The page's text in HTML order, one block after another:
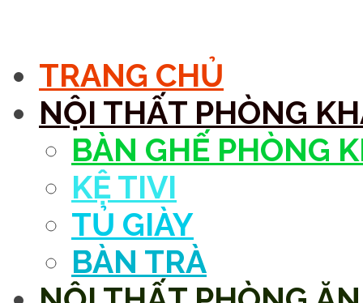
TRANG CHỦ
NỘI THẤT PHÒNG
BÀN GHẾ PHÒNG
KỆ TIVI
TỦ GIÀY
BÀN TRÀ